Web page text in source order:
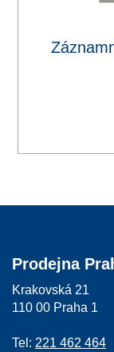
Prodejna
Krakovská 21
110 00 Praha 1
Tel: 221 462 464